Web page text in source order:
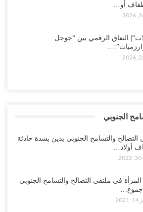
أو…
النفاق الرقمي بين “جوجل
الجنوبي
التصالح والتسامح الجنوبي يدين بشدة حادثة
أولاد…
المرأة في ملتقى التصالح والتسامح الجنوبي
جموع…